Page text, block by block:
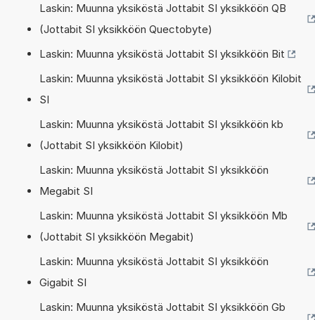
Laskin: Muunna yksiköstä Jottabit SI yksikköön QB
(Jottabit SI yksikköön Quectobyte)
Laskin: Muunna yksiköstä Jottabit SI yksikköön Bit
Laskin: Muunna yksiköstä Jottabit SI yksikköön Kilobit
SI
Laskin: Muunna yksiköstä Jottabit SI yksikköön kb
(Jottabit SI yksikköön Kilobit)
Laskin: Muunna yksiköstä Jottabit SI yksikköön
Megabit SI
Laskin: Muunna yksiköstä Jottabit SI yksikköön Mb
(Jottabit SI yksikköön Megabit)
Laskin: Muunna yksiköstä Jottabit SI yksikköön
Gigabit SI
Laskin: Muunna yksiköstä Jottabit SI yksikköön Gb